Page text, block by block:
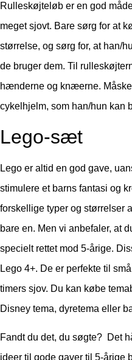
Rulleskøjteløb er en god
meget sjovt. Bare sørg for at
størrelse, og sørg for, at han/
de bruger dem. Til
hænderne og knæerne.
cykelhjelm, som han/hun kan
Lego-sæt
Lego er altid en god gave,
stimulere et barns fantasi og
forskellige typer og størrelser
bare en. Men vi anbefaler, at
specielt rettet mod 5-årige.
Lego 4+. De er perfekte til
timers sjov. Du kan købe
Disney tema, dyretema eller
Fandt du det, du søgte? Det
ideer til gode gaver til 5-årige